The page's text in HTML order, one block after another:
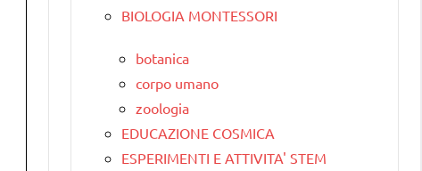
BIOLOGIA MONTESSORI
botanica
corpo umano
zoologia
EDUCAZIONE COSMICA
ESPERIMENTI E ATTIVITA' STEM